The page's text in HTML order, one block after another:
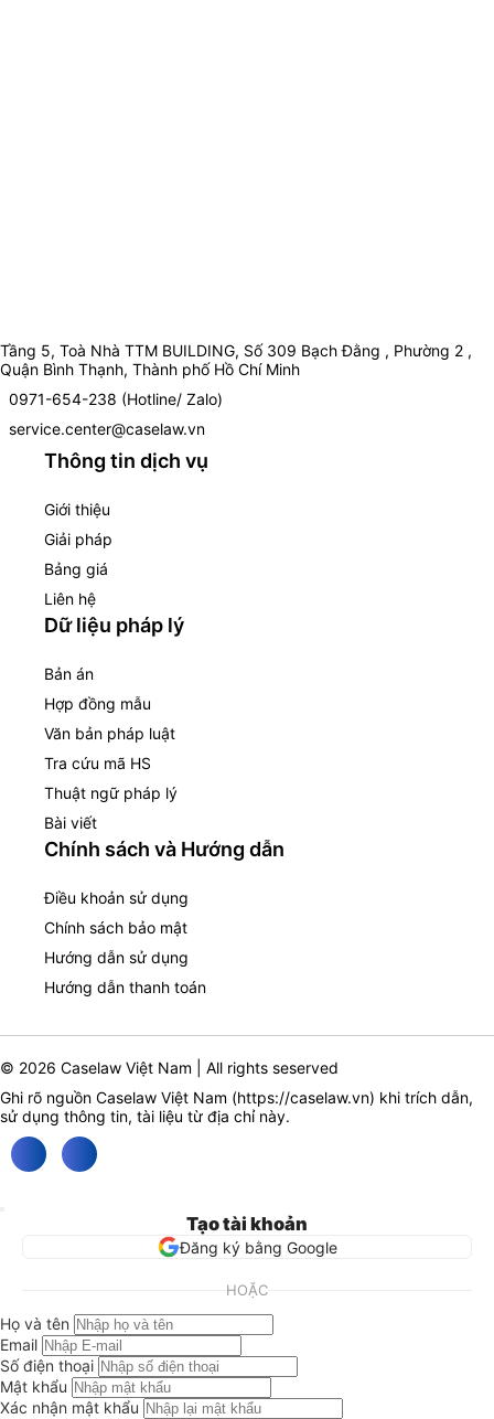
Tầng 5, Toà Nhà TTM BUILDING, Số 309 Bạch Đằng , Phường 2 ,
Quận Bình Thạnh, Thành phố Hồ Chí Minh
0971-654-238 (Hotline/ Zalo)
service.center@caselaw.vn
Thông tin dịch vụ
Giới thiệu
Giải pháp
Bảng giá
Liên hệ
Dữ liệu pháp lý
Bản án
Hợp đồng mẫu
Văn bản pháp luật
Tra cứu mã HS
Thuật ngữ pháp lý
Bài viết
Chính sách và Hướng dẫn
Điều khoản sử dụng
Chính sách bảo mật
Hướng dẫn sử dụng
Hướng dẫn thanh toán
© 2026 Caselaw Việt Nam | All rights seserved
Ghi rõ nguồn Caselaw Việt Nam (https://caselaw.vn) khi trích dẫn,
sử dụng thông tin, tài liệu từ địa chỉ này.
Tạo tài khoản
Đăng ký bằng Google
HOẶC
Họ và tên
Email
Số điện thoại
Mật khẩu
Xác nhận mật khẩu